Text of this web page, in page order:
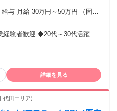
与 月給 30万円～50万円 （固定
40時間） 固定残業時間を超えた
する ◆賞与年2回 ◆昇
り ◆交通費支給（上限月3万円）
験者歓迎 ◆20代～30代活躍
詳細を見る
代田エリア)